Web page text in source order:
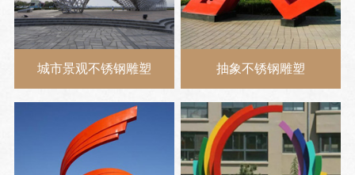
城市景观不锈钢雕塑 抽象不锈钢雕塑